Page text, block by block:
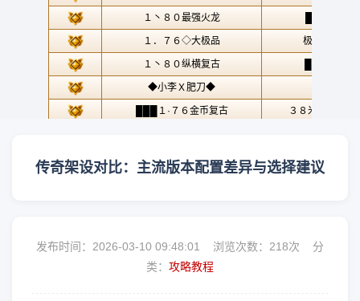
传奇架设对比：主流版本配置差异与选择建议
发布时间：2026-03-10 09:48:01 浏览次数： 218次 分
类： 攻略教程